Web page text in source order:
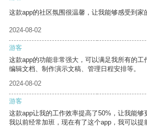
这款app的社区氛围很温馨，让我能够感受到家
2024-08-02
游客
这款app的功能非常强大，可以满足我所有的工
编辑文档、制作演示文稿、管理日程安排等。
2024-08-02
游客
这款app让我的工作效率提高了50%，让我能够
我以前经常加班，现在有了这个app，我可以提